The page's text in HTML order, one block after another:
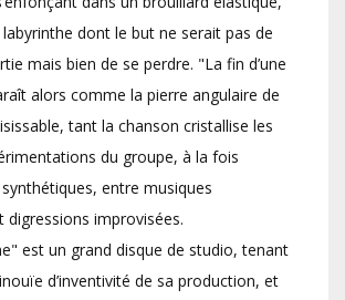
dont le but ne serait pas de
mais bien de se perdre. "La fin d’une
alors comme la pierre angulaire de
tant la chanson cristallise les
du groupe, à la fois
entre musiques
digressions improvisées.
est un grand disque de studio, tenant
d’inventivité de sa production, et